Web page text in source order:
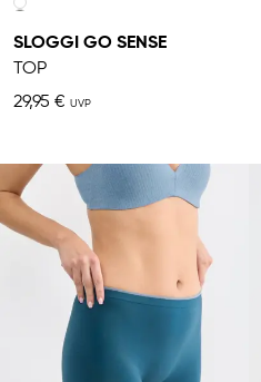
SLOGGI GO SENSE
TOP
29,95 €